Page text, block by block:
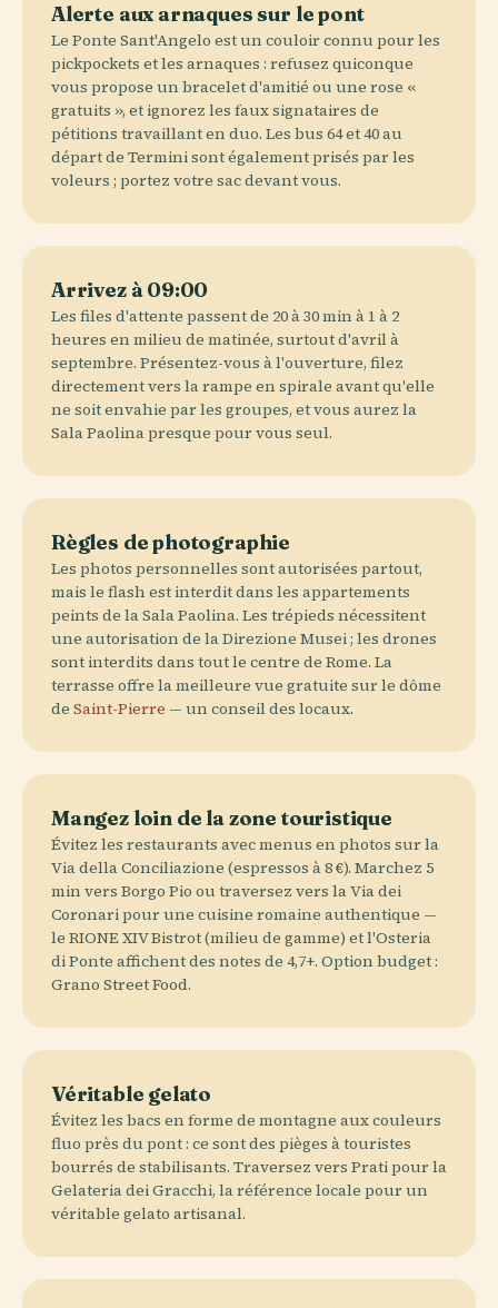
Alerte aux arnaques sur le pont
Le Ponte Sant'Angelo est un couloir connu pour les
pickpockets et les arnaques : refusez quiconque
vous propose un bracelet d'amitié ou une rose «
gratuits », et ignorez les faux signataires de
pétitions travaillant en duo. Les bus 64 et 40 au
départ de Termini sont également prisés par les
voleurs ; portez votre sac devant vous.
Arrivez à 09:00
Les files d'attente passent de 20 à 30 min à 1 à 2
heures en milieu de matinée, surtout d'avril à
septembre. Présentez-vous à l'ouverture, filez
directement vers la rampe en spirale avant qu'elle
ne soit envahie par les groupes, et vous aurez la
Sala Paolina presque pour vous seul.
Règles de photographie
Les photos personnelles sont autorisées partout,
mais le flash est interdit dans les appartements
peints de la Sala Paolina. Les trépieds nécessitent
une autorisation de la Direzione Musei ; les drones
sont interdits dans tout le centre de Rome. La
terrasse offre la meilleure vue gratuite sur le dôme
de Saint-Pierre — un conseil des locaux.
Mangez loin de la zone touristique
Évitez les restaurants avec menus en photos sur la
Via della Conciliazione (espressos à 8 €). Marchez 5
min vers Borgo Pio ou traversez vers la Via dei
Coronari pour une cuisine romaine authentique —
le RIONE XIV Bistrot (milieu de gamme) et l'Osteria
di Ponte affichent des notes de 4,7+. Option budget :
Grano Street Food.
Véritable gelato
Évitez les bacs en forme de montagne aux couleurs
fluo près du pont : ce sont des pièges à touristes
bourrés de stabilisants. Traversez vers Prati pour la
Gelateria dei Gracchi, la référence locale pour un
véritable gelato artisanal.